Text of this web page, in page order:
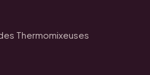
Thermomixeuses